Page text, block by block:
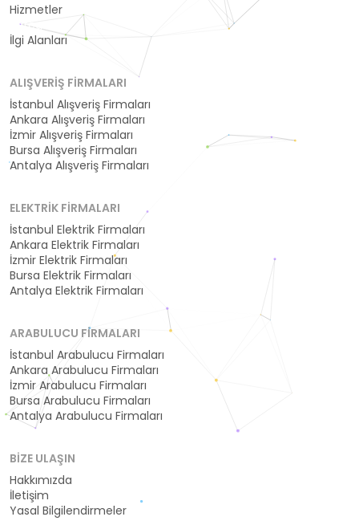
Hizmetler
Kategoriler
İlgi Alanları
ALIŞVERIŞ FIRMALARI
İstanbul Alışveriş Firmaları
Ankara Alışveriş Firmaları
İzmir Alışveriş Firmaları
Bursa Alışveriş Firmaları
Antalya Alışveriş Firmaları
ELEKTRIK FIRMALARI
İstanbul Elektrik Firmaları
Ankara Elektrik Firmaları
İzmir Elektrik Firmaları
Bursa Elektrik Firmaları
Antalya Elektrik Firmaları
ARABULUCU FIRMALARI
İstanbul Arabulucu Firmaları
Ankara Arabulucu Firmaları
İzmir Arabulucu Firmaları
Bursa Arabulucu Firmaları
Antalya Arabulucu Firmaları
BIZE ULAŞIN
Hakkımızda
İletişim
Yasal Bilgilendirmeler